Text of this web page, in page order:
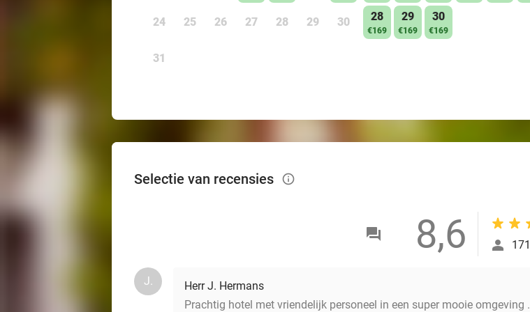
24 25 26 27 28 29 30
31
28
€169
29
€169
30
€169
Selectie van recensies info_outlined
8,6 171
J.
Herr J. Hermans
Prachtig hotel met vriendelijk personeel in een super mooie omgeving .